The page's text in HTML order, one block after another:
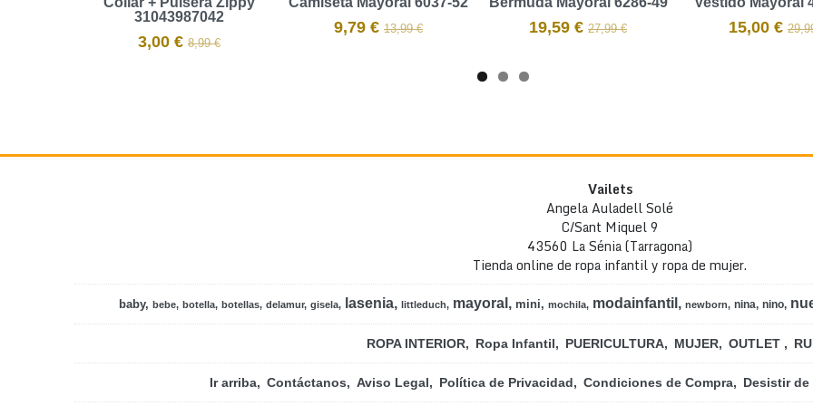
31043987042
3,00 € 8,99 €
9,79 € 13,99 € 19,59 € 27,99 € 15,00 €
Vailets
Angela Auladell Solé
C/Sant Miquel 9
43560 La Sénia (Tarragona)
Tienda online de ropa infantil y ropa de mujer.
baby bebe botella botellas delamur gisela lasenia littleduch mayoral mini mochila modainfantil newborn nina nino
ROPA INTERIOR Ropa Infantil PUERICULTURA MUJER OUTLET
Ir arriba Contáctanos Aviso Legal Política de Privacidad Condiciones de Compra Desistir